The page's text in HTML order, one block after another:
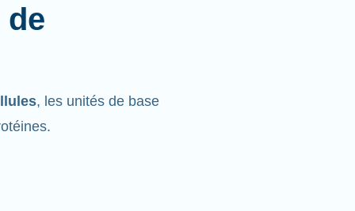
de
, les unités de base